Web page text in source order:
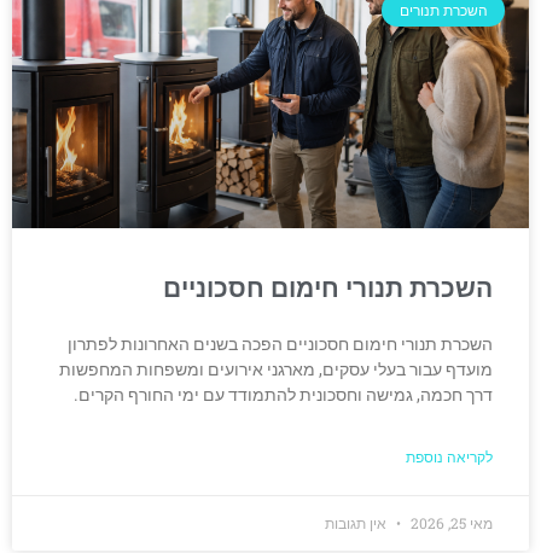
השכרת תנורים
השכרת תנורי חימום חסכוניים
השכרת תנורי חימום חסכוניים הפכה בשנים האחרונות לפתרון
מועדף עבור בעלי עסקים, מארגני אירועים ומשפחות המחפשות
דרך חכמה, גמישה וחסכונית להתמודד עם ימי החורף הקרים.
לקריאה נוספת
מאי 25, 2026 אין תגובות